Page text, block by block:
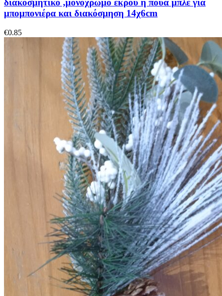
διακοσμητικό ,μονόχρωμο εκρού ή πουά μπλέ για
μπομπονιέρα και διακόσμηση 14χ6cm
€0.85